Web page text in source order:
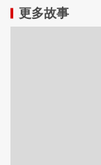
更多故事